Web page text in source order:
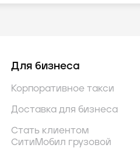
Для бизнеса
Корпоративное такси
Доставка для бизнеса
Стать клиентом
СитиМобил грузовой